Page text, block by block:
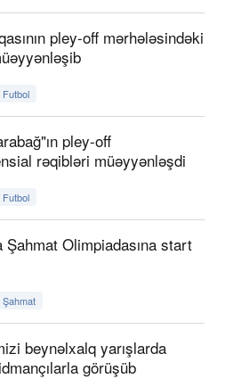
pley-off mərhələsindəki
Futbol
pley-off
rəqibləri müəyyənləşdi
Futbol
Olimpiadasına start
Şahmat
beynəlxalq yarışlarda
görüşüb